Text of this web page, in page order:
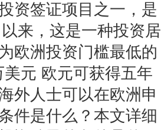
资签证项目之一，是
来，这是一种投资居
欧洲投资门槛最低的
元 欧元可获得五年
外人士可以在欧洲申
件是什么？本文详细